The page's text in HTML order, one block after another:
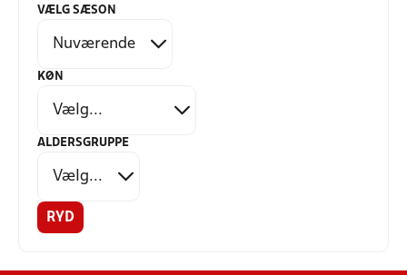
VÆLG SÆSON
KØN
ALDERSGRUPPE
RYD